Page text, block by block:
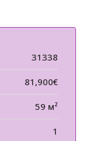
31338
81,900€
59 м²
1